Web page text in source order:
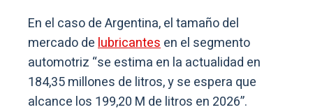
En el caso de Argentina, el tamaño del
mercado delubricantesen el segmento
automotriz “se estima en la actualidad en
184,35 millones de litros, y se espera que
alcance los 199,20 M de litros en 2026”.